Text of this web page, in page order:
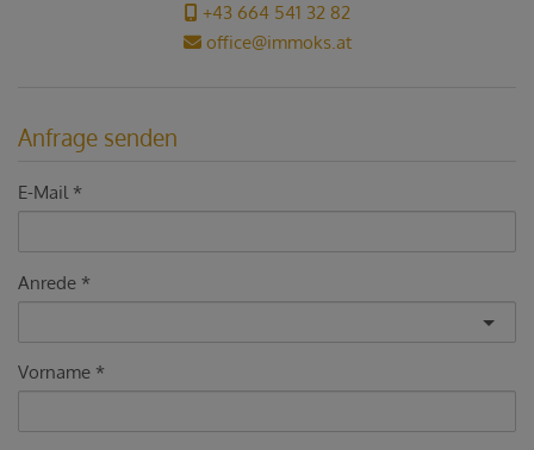
+43 664 541 32 82
office@immoks.at
Anfrage senden
E-Mail
Anrede
Vorname